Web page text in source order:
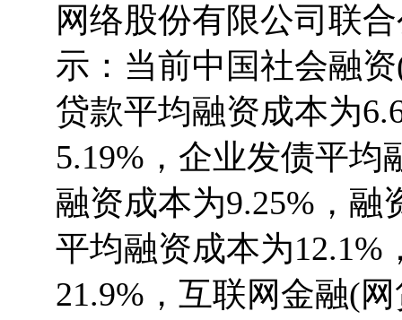
网络股份有限公司联
示：当前中国社会融
贷款平均融资成本为
5.19%，企业发债平均
融资成本为9.25%，融
平均融资成本为
21.9%，互联网金融(